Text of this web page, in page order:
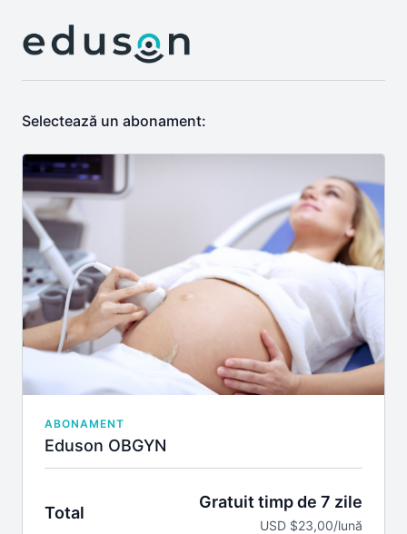
Selectează un abonament:
ABONAMENT
Eduson OBGYN
Total
Gratuit timp de 7 zile
USD $23,00/lună